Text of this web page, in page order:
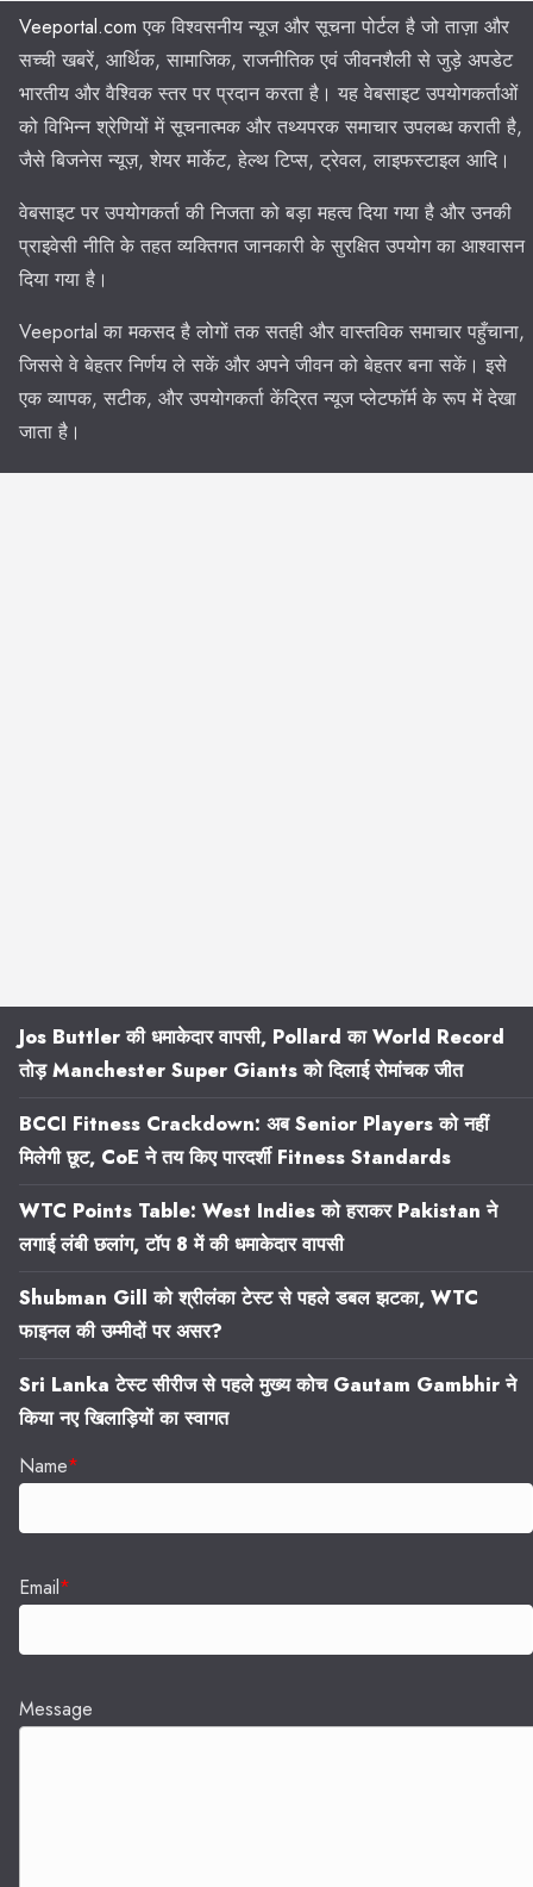
Veeportal.com एक विश्वसनीय न्यूज और सूचना पोर्टल है जो ताज़ा और
सच्ची खबरें, आर्थिक, सामाजिक, राजनीतिक एवं जीवनशैली से जुड़े अपडेट
भारतीय और वैश्विक स्तर पर प्रदान करता है। यह वेबसाइट उपयोगकर्ताओं
को विभिन्न श्रेणियों में सूचनात्मक और तथ्यपरक समाचार उपलब्ध कराती है,
जैसे बिजनेस न्यूज़, शेयर मार्केट, हेल्थ टिप्स, ट्रेवल, लाइफस्टाइल आदि।
वेबसाइट पर उपयोगकर्ता की निजता को बड़ा महत्व दिया गया है और उनकी
प्राइवेसी नीति के तहत व्यक्तिगत जानकारी के सुरक्षित उपयोग का आश्वासन
दिया गया है।
Veeportal का मकसद है लोगों तक सतही और वास्तविक समाचार पहुँचाना,
जिससे वे बेहतर निर्णय ले सकें और अपने जीवन को बेहतर बना सकें। इसे
एक व्यापक, सटीक, और उपयोगकर्ता केंद्रित न्यूज प्लेटफॉर्म के रूप में देखा
जाता है।
Jos Buttler की धमाकेदार वापसी, Pollard का World Record
तोड़ Manchester Super Giants को दिलाई रोमांचक जीत
BCCI Fitness Crackdown: अब Senior Players को नहीं
मिलेगी छूट, CoE ने तय किए पारदर्शी Fitness Standards
WTC Points Table: West Indies को हराकर Pakistan ने
लगाई लंबी छलांग, टॉप 8 में की धमाकेदार वापसी
Shubman Gill को श्रीलंका टेस्ट से पहले डबल झटका, WTC
फाइनल की उम्मीदों पर असर?
Sri Lanka टेस्ट सीरीज से पहले मुख्य कोच Gautam Gambhir ने
किया नए खिलाड़ियों का स्वागत
Name*
Email*
Message